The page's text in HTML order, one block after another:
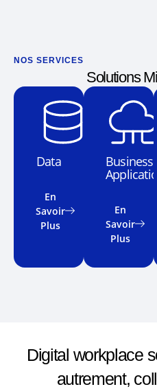
NOS SERVICES
Solutions
Data
En
Savoir
Plus
Business
En
Savoir
Plus
Digital workplace
autrement,